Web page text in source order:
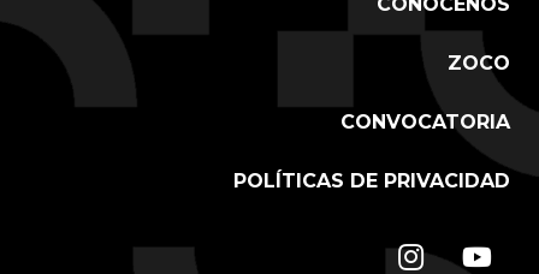
ZOCO
CONVOCATORIA
POLÍTICAS DE PRIVACIDAD